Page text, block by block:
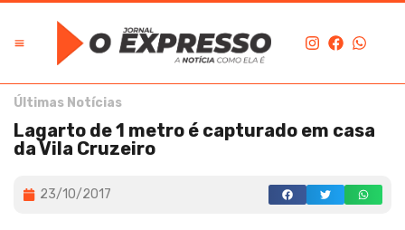
Últimas Notícias
Lagarto de 1 metro é capturado em casa
da Vila Cruzeiro
23/10/2017